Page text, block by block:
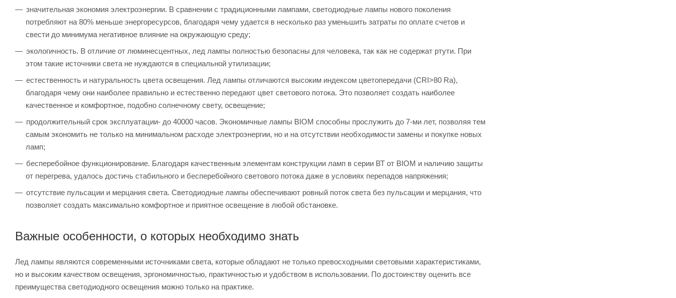
значительная экономия электроэнергии. В сравнении с традиционными лампами, светодиодные лампы нового поколения
потребляют на 80% меньше энергоресурсов, благодаря чему удается в несколько раз уменьшить затраты по оплате счетов и
свести до минимума негативное влияние на окружающую среду;
экологичность. В отличие от люминесцентных, лед лампы полностью безопасны для человека, так как не содержат ртути. При
этом такие источники света не нуждаются в специальной утилизации;
естественность и натуральность цвета освещения. Лед лампы отличаются высоким индексом цветопередачи (CRI>80 Ra),
благодаря чему они наиболее правильно и естественно передают цвет светового потока. Это позволяет создать наиболее
качественное и комфортное, подобно солнечному свету, освещение;
продолжительный срок эксплуатации- до 40000 часов. Экономичные лампы BIOM способны прослужить до 7-ми лет, позволяя тем
самым экономить не только на минимальном расходе электроэнергии, но и на отсутствии необходимости замены и покупке новых
ламп;
бесперебойное функционирование. Благодаря качественным элементам конструкции ламп в серии ВТ от BIOM и наличию защиты
от перегрева, удалось достичь стабильного и бесперебойного светового потока даже в условиях перепадов напряжения;
отсутствие пульсации и мерцания света. Светодиодные лампы обеспечивают ровный поток света без пульсации и мерцания, что
позволяет создать максимально комфортное и приятное освещение в любой обстановке.
Важные особенности, о которых необходимо знать
Лед лампы являются современными источниками света, которые обладают не только превосходными световыми характеристиками,
но и высоким качеством освещения, эргономичностью, практичностью и удобством в использовании. По достоинству оценить все
преимущества светодиодного освещения можно только на практике.